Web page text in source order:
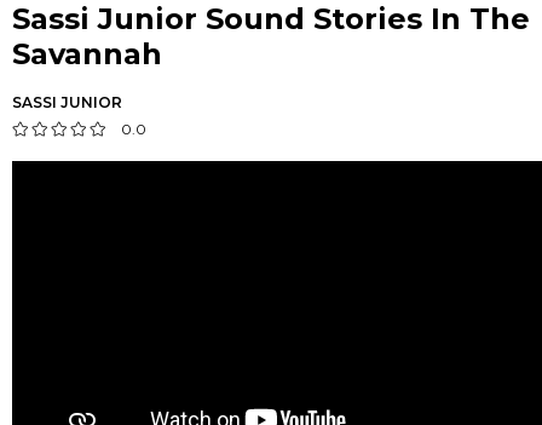
Sassi Junior Sound Stories In The
Savannah
SASSI JUNIOR
0.0